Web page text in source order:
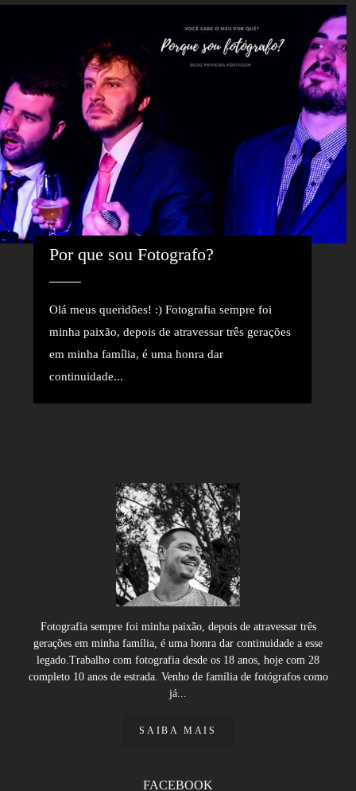
Por que sou Fotografo?
Olá meus queridões! :) Fotografia sempre foi
minha paixão, depois de atravessar três gerações
em minha família, é uma honra dar
continuidade...
Fotografia sempre foi minha paixão, depois de atravessar três
gerações em minha família, é uma honra dar continuidade a esse
legado.Trabalho com fotografia desde os 18 anos, hoje com 28
completo 10 anos de estrada. Venho de família de fotógrafos como
já...
SAIBA MAIS
FACEBOOK